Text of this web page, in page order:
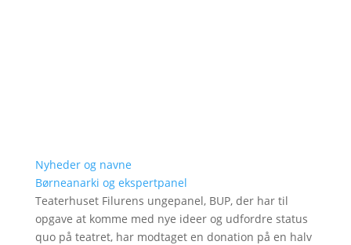
Nyheder og navne
Børneanarki og ekspertpanel
Teaterhuset Filurens ungepanel, BUP, der har til
opgave at komme med nye ideer og udfordre status
quo på teatret, har modtaget en donation på en halv